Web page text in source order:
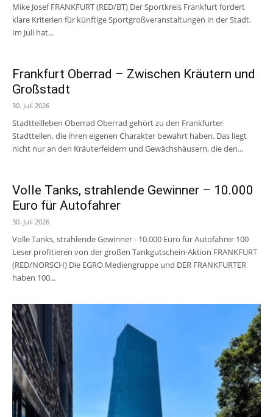
Mike Josef FRANKFURT (RED/BT) Der Sportkreis Frankfurt fordert
klare Kriterien für künftige Sportgroßveranstaltungen in der Stadt.
Im Juli hat...
Frankfurt Oberrad – Zwischen Kräutern und
Großstadt
30. Juli 2026
Stadtteilleben Oberrad Oberrad gehört zu den Frankfurter
Stadtteilen, die ihren eigenen Charakter bewahrt haben. Das liegt
nicht nur an den Kräuterfeldern und Gewächshäusern, die den...
Volle Tanks, strahlende Gewinner – 10.000
Euro für Autofahrer
30. Juli 2026
Volle Tanks, strahlende Gewinner - 10.000 Euro für Autofahrer 100
Leser profitieren von der großen Tankgutschein-Aktion FRANKFURT
(RED/NORSCH) Die EGRO Mediengruppe und DER FRANKFURTER
haben 100...